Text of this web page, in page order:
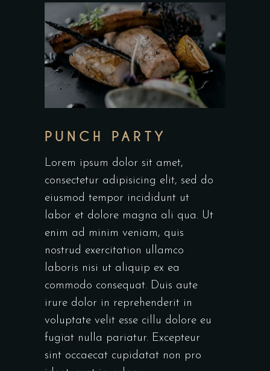
PUNCH PARTY
Lorem ipsum dolor sit amet,
consectetur adipisicing elit, sed do
eiusmod tempor incididunt ut
labor et dolore magna ali qua. Ut
enim ad minim veniam, quis
nostrud exercitation ullamco
laboris nisi ut aliquip ex ea
commodo consequat. Duis aute
irure dolor in reprehenderit in
voluptate velit esse cillu dolore eu
fugiat nulla pariatur. Excepteur
sint occaecat cupidatat non pro